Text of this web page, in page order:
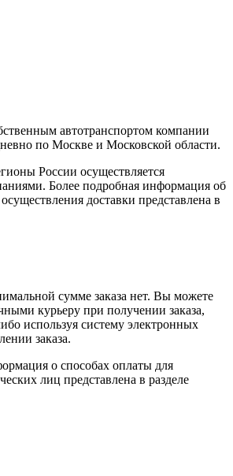
автотранспортом компании
по Москве и Московской области.
России осуществляется
Более подробная информация об
доставки представлена в
сумме заказа нет. Вы можете
курьеру при получении заказа,
используя систему электронных
заказа.
о способах оплаты для
лиц представлена в разделе